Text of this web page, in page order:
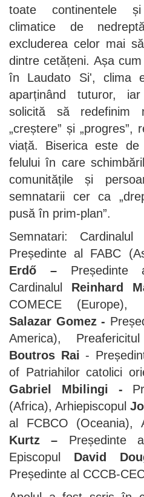
toate continentele
climatice de
excluderea celor mai
dintre cetățeni. Așa
în Laudato Si', clima
aparținând tuturor,
solicită să redefinim
„creștere” și „progres”,
viață. Biserica este
felului în care
comunitățile și
semnatarii cer ca
pusă în prim-plan”.
Semnatari: Cardinalul
Președinte al FABC
Erdő –Președinte
Cardinalul Reinhard
COMECE
Salazar Gomez -
America),
Boutros Rai -
of Patriahilor catolici
Gabriel Mbilingi -
(Africa), Arhiepiscopul
al FCBCO (Oceania),
Kurtz – Președinte
Episcopul David
Președinte al CCCB-